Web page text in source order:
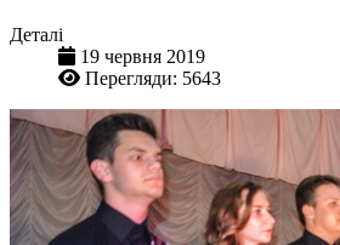
Деталі
19 червня 2019
Перегляди: 5643